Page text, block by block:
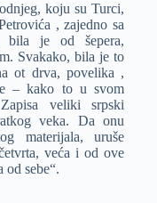
koju su Turci,
, zajedno sa
bila je od šepera,
Svakako, bila je to
ot drva, povelika ,
– kako to u svom
veliki srpski
veka. Da onu
materijala, uruše
veća i od ove
od sebe“.